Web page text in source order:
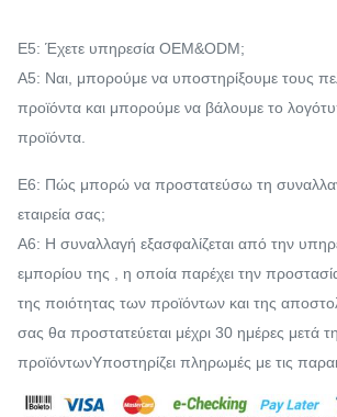
Ε5: Έχετε υπηρεσία OEM&ODM;
Α5: Ναι, μπορούμε να υποστηρίξουμε τους
προϊόντα και μπορούμε να βάλουμε το
προϊόντα.
Ε6: Πώς μπορώ να προστατεύσω τη
εταιρεία σας;
Α6: Η συναλλαγή εξασφαλίζεται από την
εμπορίου της , η οποία παρέχει την
της ποιότητας των προϊόντων και της
σας θα προστατεύεται μέχρι 30 ημέρες μετά
προϊόντωνΥποστηρίζει πληρωμές με τις